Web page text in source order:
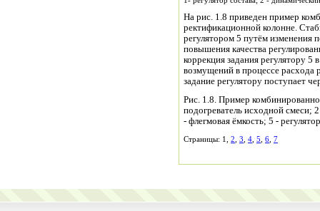
На рис. 1.8 приведен пример
ректификационной колонне.
регулятором 5 путём изменения
повышения качества
коррекция задания регулятору 5
возмущений в процессе расхода
задание регулятору поступает
Рис. 1.8. Пример
подогреватель исходной смеси;
- флегмовая ёмкость; 5 -
Страницы: 1, 2 3 4 5 6 7